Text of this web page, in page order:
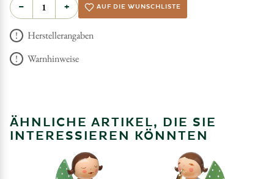
− + AUF DIE WUNSCHLISTE
Herstellerangaben
Warnhinweise
ÄHNLICHE ARTIKEL, DIE SIE
INTERESSIEREN KÖNNTEN